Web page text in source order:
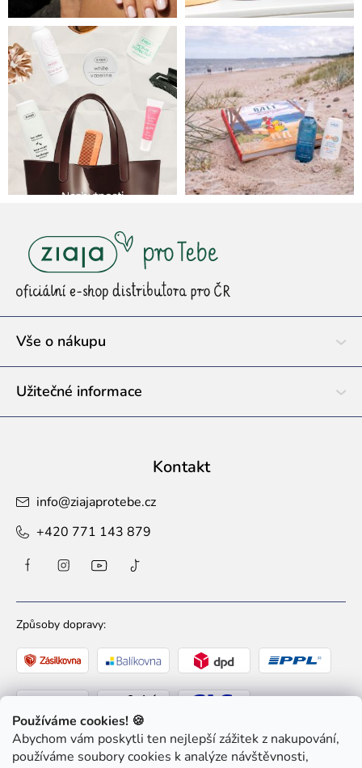
Používáme cookies! 🍪
Abychom vám poskytli ten nejlepší zážitek z nakupování,
používáme soubory cookies k analýze návštěvnosti,
t
Vše o nákupu
Užitečné informace
Kontakt
info@ziajaprotebe.cz
+420 771 143 879
Způsoby dopravy:
Způsoby platby: